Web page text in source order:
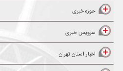
حوزه خبری
سرویس خبری
اخبار استان تهران